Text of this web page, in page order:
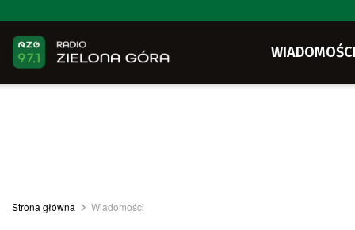
Strona główna Wiadomości